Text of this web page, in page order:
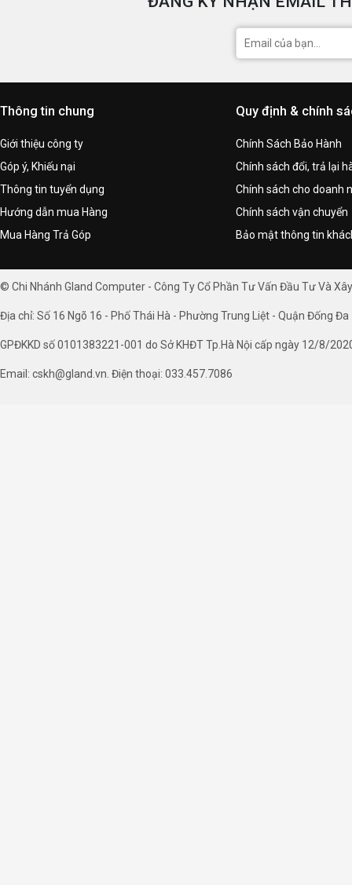
Thông tin chung
Giới thiệu công ty
Góp ý, Khiếu nại
Thông tin tuyển dụng
Hướng dẫn mua Hàng
Mua Hàng Trả Góp
Quy định & chính
Chính Sách Bảo Hành
Chính sách đổi, trả lại
Chính sách cho doanh
Chính sách vận chuyển
Bảo mật thông tin
© Chi Nhánh Gland Computer - Công Ty Cổ Phần Tư Vấn Đầu Tư Và
Địa chỉ: Số 16 Ngõ 16 - Phố Thái Hà - Phường Trung Liệt - Quận Đống Đa
GPĐKKD số 0101383221-001 do Sở KHĐT Tp.Hà Nội cấp ngày 12/8/
Email: cskh@gland.vn. Điện thoại: 033.457.7086